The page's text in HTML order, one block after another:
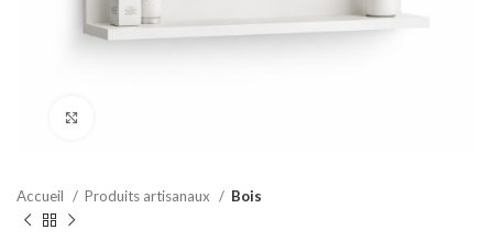
Accueil Produits artisanaux Bois